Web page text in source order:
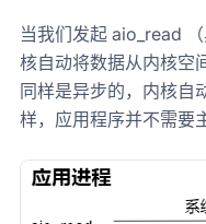
当我们发起 aio_read
核自动将数据从内核空
同样是异步的，内核自
样，应用程序并不需要